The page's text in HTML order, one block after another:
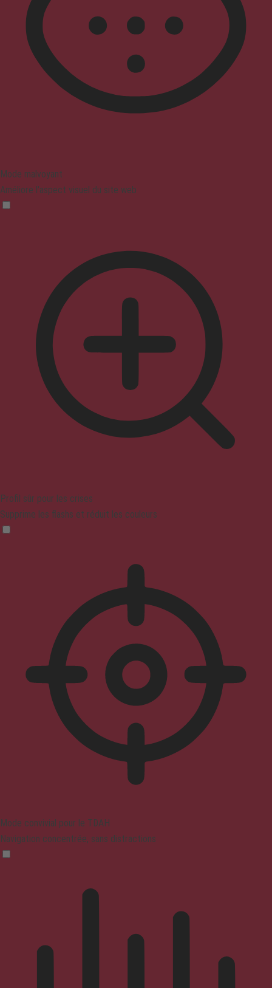
Mode malvoyant
Améliore l'aspect visuel du site web
Profil sûr pour les crises
Supprime les flashs et réduit les couleurs
Mode convivial pour le TDAH
Navigation concentrée, sans distractions